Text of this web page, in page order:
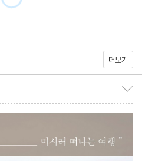
커피
랑스식 디저트와 낭만 가득 감성
더보기